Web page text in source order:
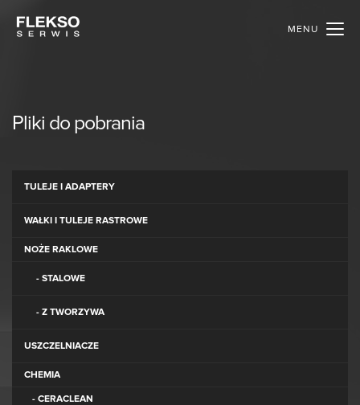
MENU
Pliki do pobrania
TULEJE I ADAPTERY
WAŁKI I TULEJE RASTROWE
NOŻE RAKLOWE
- STALOWE
- Z TWORZYWA
USZCZELNIACZE
CHEMIA
- CERACLEAN